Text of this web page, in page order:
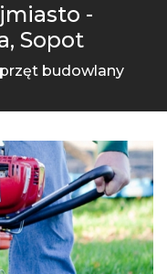
-
Sopot
budowlany